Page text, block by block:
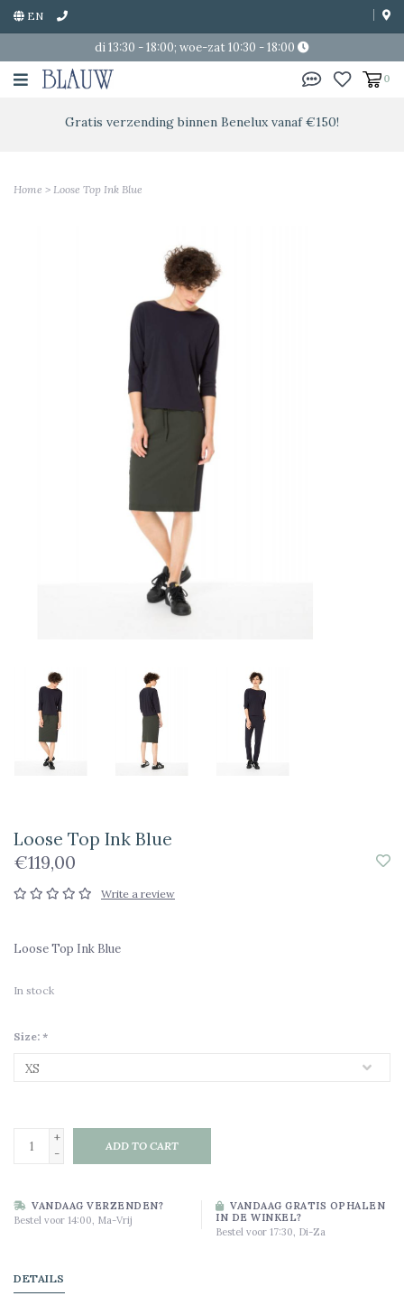
EN
di 13:30 - 18:00; woe-zat 10:30 - 18:00
0
Gratis verzending binnen Benelux vanaf €150!
Home > Loose Top Ink Blue
Loose Top Ink Blue
€119,00
Write a review
Loose Top Ink Blue
In stock
Size: *
+
-
ADD TO CART
VANDAAG VERZENDEN?
Bestel voor 14:00, Ma-Vrij
VANDAAG GRATIS OPHALEN
IN DE WINKEL?
Bestel voor 17:30, Di-Za
DETAILS